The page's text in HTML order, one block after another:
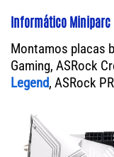
Informático Miniparc
Montamos placas
Gaming, ASRock
Legend, ASRock